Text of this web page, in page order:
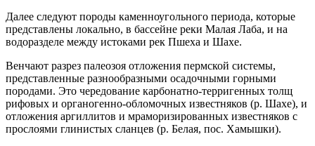
Далее следуют породы каменноугольного периода, которые
представлены локально, в бассейне реки Малая Лаба, и на
водоразделе между истоками рек Пшеха и Шахе.
Венчают разрез палеозоя отложения пермской системы,
представленные разнообразными осадочными горными
породами. Это чередование карбонатно-терригенных толщ
рифовых и органогенно-обломочных известняков (р. Шахе), и
отложения аргиллитов и мраморизированных известняков с
прослоями глинистых сланцев (р. Белая, пос. Хамышки).